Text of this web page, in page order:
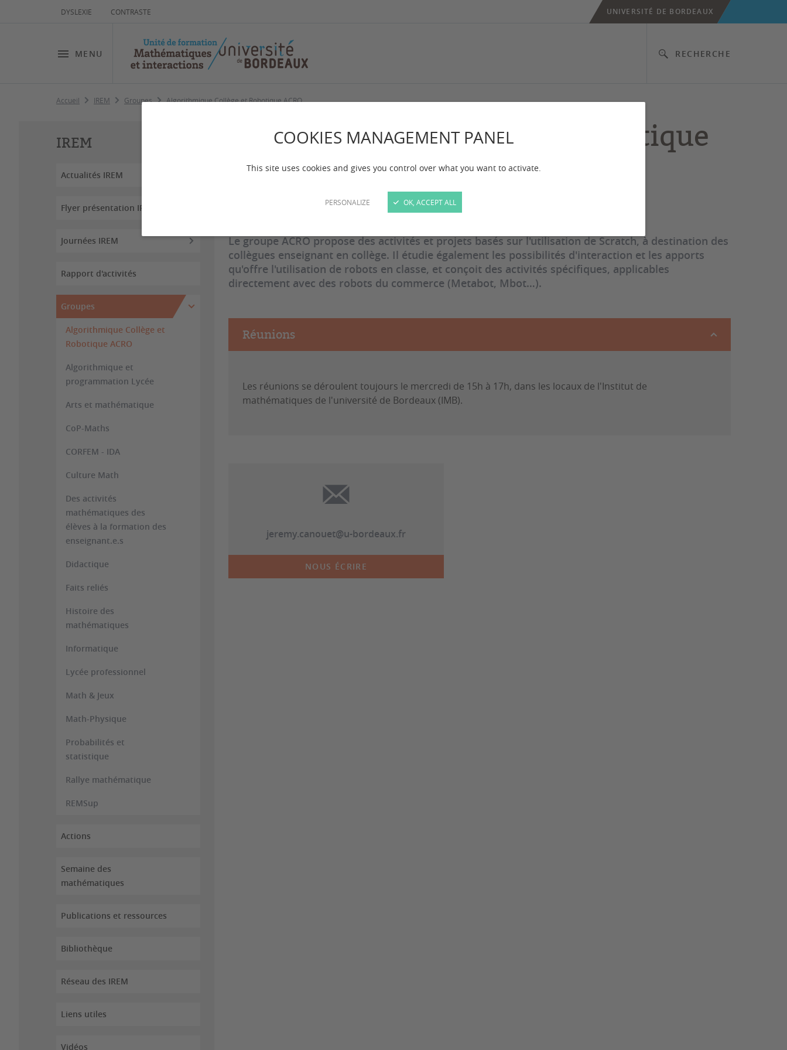
COOKIES MANAGEMENT PANEL
This site uses cookies and gives you control over what you want to activate.
PERSONALIZE OK, ACCEPT ALL
DYSLEXIE CONTRASTE
MENU RECHERCHE
UNIVERSITÉ DE BORDEAUX
Accueil IREM Groupes Algorithmique Collège et Robotique ACRO
IREM
Actualités IREM
Flyer présentation IREM
Journées IREM
Rapport d'activités
Groupes
Algorithmique Collège et
Robotique ACRO
Algorithmique et
programmation Lycée
Arts et mathématique
CoP-Maths
CORFEM - IDA
Culture Math
Des activités
mathématiques des
élèves à la formation des
enseignant.e.s
Didactique
Faits reliés
Histoire des
mathématiques
Informatique
Lycée professionnel
Math & Jeux
Math-Physique
Probabilités et
statistique
Rallye mathématique
REMSup
Actions
Semaine des
mathématiques
Publications et ressources
Bibliothèque
Réseau des IREM
Liens utiles
Vidéos
Algorithmique Collège et Robotique
ACRO
le 16/09/2024
Le groupe ACRO propose des activités et projets basés sur l'utilisation de Scratch, à destination des
collègues enseignant en collège. Il étudie également les possibilités d'interaction et les apports
qu'offre l'utilisation de robots en classe, et conçoit des activités spécifiques, applicables
directement avec des robots du commerce (Metabot, Mbot…).
Réunions
Les réunions se déroulent toujours le mercredi de 15h à 17h, dans les locaux de l'Institut de
mathématiques de l'université de Bordeaux (IMB).
jeremy.canouet@u-bordeaux.fr
NOUS ÉCRIRE